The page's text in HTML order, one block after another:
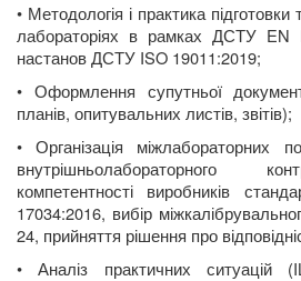
• Методологія і практика
лабораторіях в рамках ДСТУ EN
настанов ДСТУ ISO 19011:2019;
• Оформлення супутньої
планів, опитувальних листів, звітів);
• Організація міжлабораторних
внутрішньолабораторного
компетентності виробників
17034:2016, вибір
24, прийняття рішення про
•
Аналіз практичних ситуацій